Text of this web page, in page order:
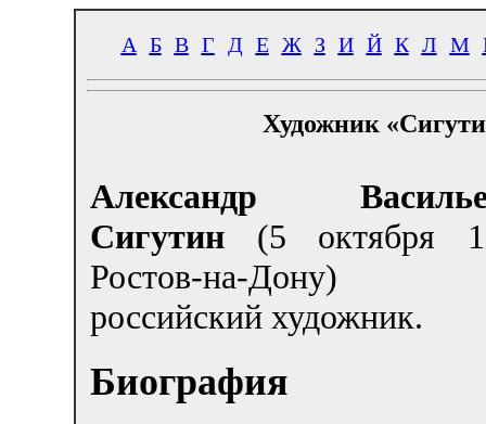
А Б В Г Д Е Ж З И Й К Л М
Художник
Александр
Сигутин (5 октября
Ростов-на-
российский художник.
Биография